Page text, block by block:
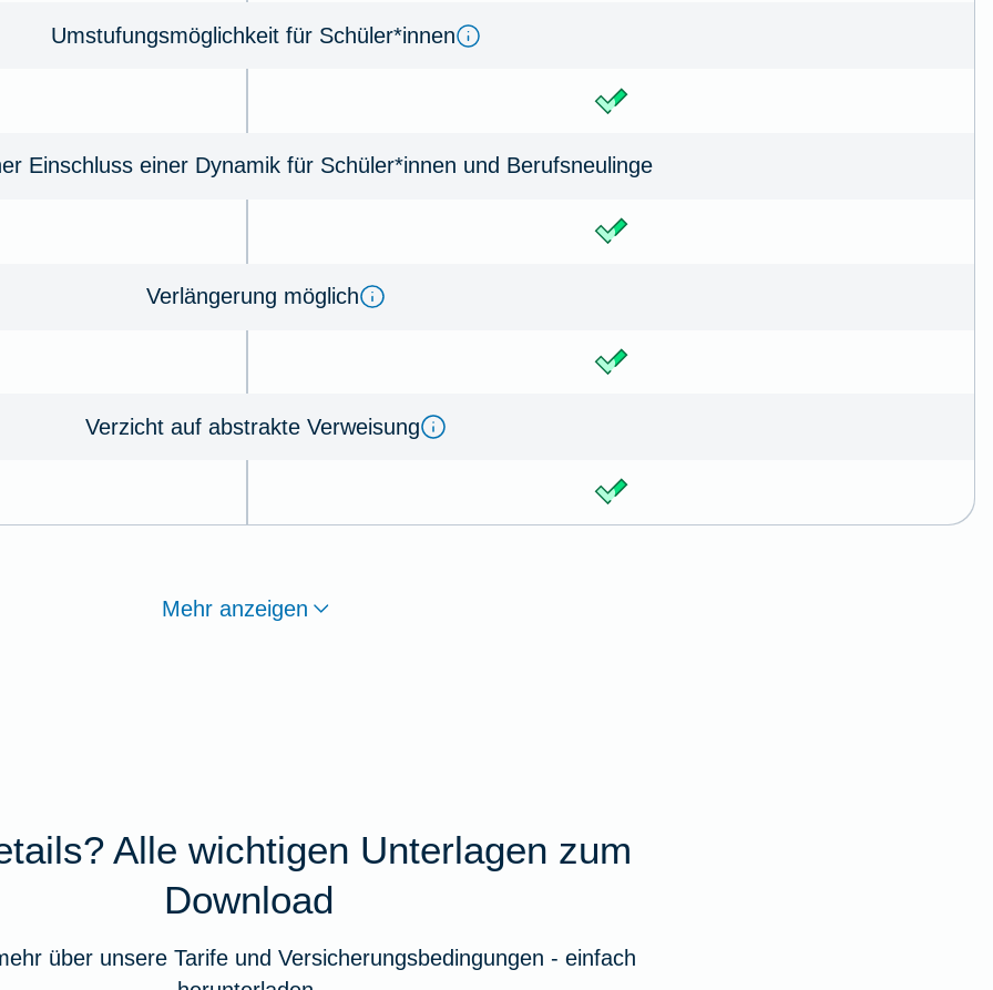
Umstufungsmöglichkeit für Schüler*innen
Einschluss einer Dynamik für Schüler*innen und Berufsneulinge
Verlängerung möglich
Verzicht auf abstrakte Verweisung
Mehr anzeigen
Alle wichtigen Unterlagen zum
Download
über unsere Tarife und Versicherungsbedingungen - einfach